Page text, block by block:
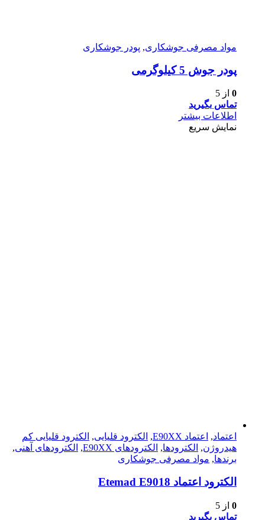
مواد مصرفی جوشکاری, پودر جوشکاری
پودر جوش 5 کیلوگرمی
0 از 5
تماس بگیرید
اطلاعات بیشتر
نمایش سریع
اعتماد, اعتماد E90XX , الکترود قلیایی, الکترود قلیایی کم
هیدروژن, الکترودها, الکترود‌های E90XX , الکترود‌های آهنی,
برندها, مواد مصرفی جوشکاری
الكترود اعتماد Etemad E9018
0 از 5
تماس بگیرید